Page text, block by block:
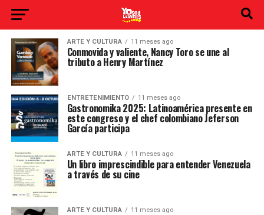
ARTE Y CULTURA 11 meses ago
Conmovida y valiente, Nancy Toro se une al
tributo a Henry Martínez
ENTRETENIMIENTO 11 meses ago
Gastronomika 2025: Latinoamérica presente en
este congreso y el chef colombiano Jeferson
García participa
ARTE Y CULTURA 11 meses ago
Un libro imprescindible para entender Venezuela
a través de su cine
ARTE Y CULTURA 11 meses ago